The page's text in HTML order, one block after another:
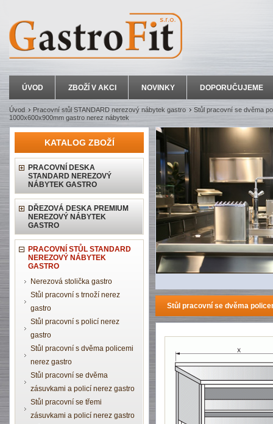
ÚVOD ZBOŽÍ V AKCI NOVINKY DOPORUČUJEME
Úvod Pracovní stůl STANDARD nerezový nábytek gastro
Stůl pracovní se dvěma
1000x600x900mm gastro nerez nábytek
KATALOG ZBOŽÍ
PRACOVNÍ DESKA
STANDARD NEREZOVÝ
NÁBYTEK GASTRO
DŘEZOVÁ DESKA PREMIUM
NEREZOVÝ NÁBYTEK
GASTRO
PRACOVNÍ STŮL STANDARD
NEREZOVÝ NÁBYTEK
GASTRO
Nerezová stolička gastro
Stůl pracovní s trnoží nerez
gastro
Stůl pracovní s policí nerez
gastro
Stůl pracovní s dvěma policemi
nerez gastro
Stůl pracovní se dvěma
zásuvkami a policí nerez gastro
Stůl pracovní se třemi
zásuvkami a policí nerez gastro
Stůl pracovní se dvěma